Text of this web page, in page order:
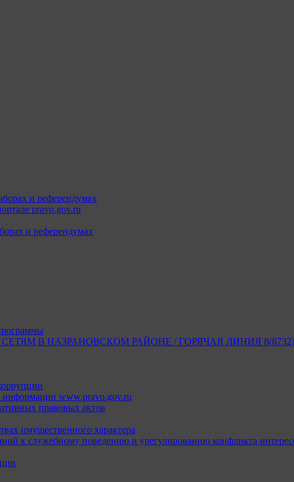
и референдумах
pravo.gov.ru
и референдумах
В НАЗРАНОВСКОМ РАЙОНЕ / ГОРЯЧАЯ ЛИНИЯ 8(8732)
www.pravo.gov.ru
правовых актов
имущественного характера
к служебному поведению и урегулированию конфликта